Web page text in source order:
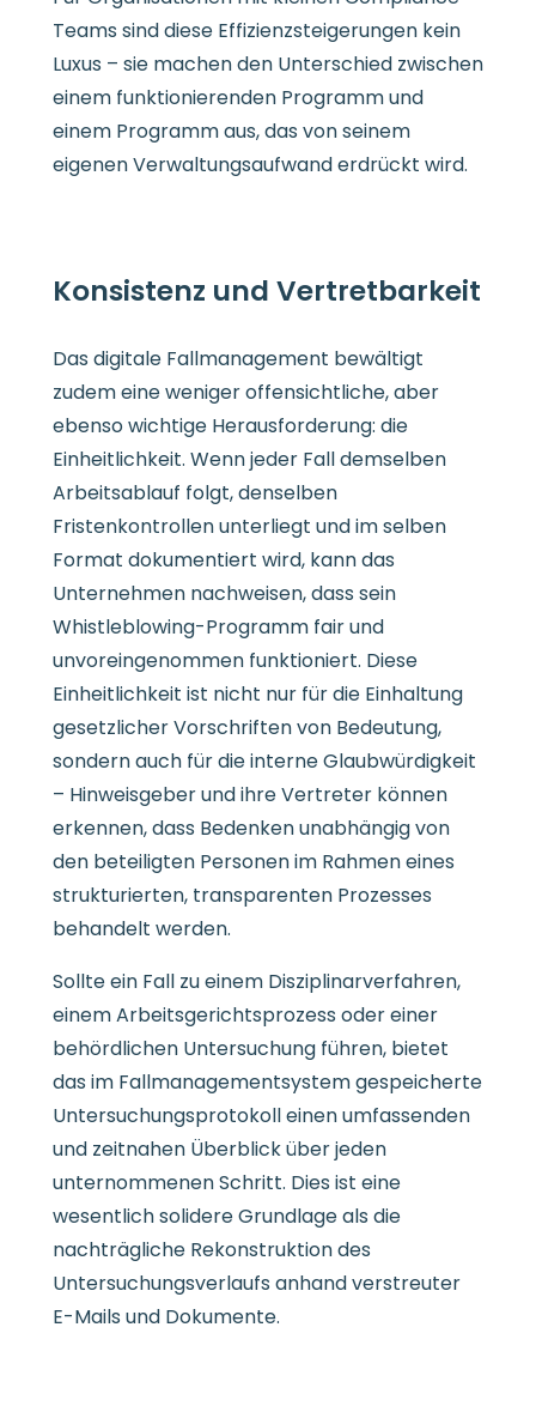
Teams sind diese Effizienzsteigerungen kein
Luxus – sie machen den Unterschied zwischen
einem funktionierenden Programm und
einem Programm aus, das von seinem
eigenen Verwaltungsaufwand erdrückt wird.
Konsistenz und Vertretbarkeit
Das digitale Fallmanagement bewältigt
zudem eine weniger offensichtliche, aber
ebenso wichtige Herausforderung: die
Einheitlichkeit. Wenn jeder Fall demselben
Arbeitsablauf folgt, denselben
Fristenkontrollen unterliegt und im selben
Format dokumentiert wird, kann das
Unternehmen nachweisen, dass sein
Whistleblowing-Programm fair und
unvoreingenommen funktioniert. Diese
Einheitlichkeit ist nicht nur für die Einhaltung
gesetzlicher Vorschriften von Bedeutung,
sondern auch für die interne Glaubwürdigkeit
– Hinweisgeber und ihre Vertreter können
erkennen, dass Bedenken unabhängig von
den beteiligten Personen im Rahmen eines
strukturierten, transparenten Prozesses
behandelt werden.
Sollte ein Fall zu einem Disziplinarverfahren,
einem Arbeitsgerichtsprozess oder einer
behördlichen Untersuchung führen, bietet
das im Fallmanagementsystem gespeicherte
Untersuchungsprotokoll einen umfassenden
und zeitnahen Überblick über jeden
unternommenen Schritt. Dies ist eine
wesentlich solidere Grundlage als die
nachträgliche Rekonstruktion des
Untersuchungsverlaufs anhand verstreuter
E-Mails und Dokumente.